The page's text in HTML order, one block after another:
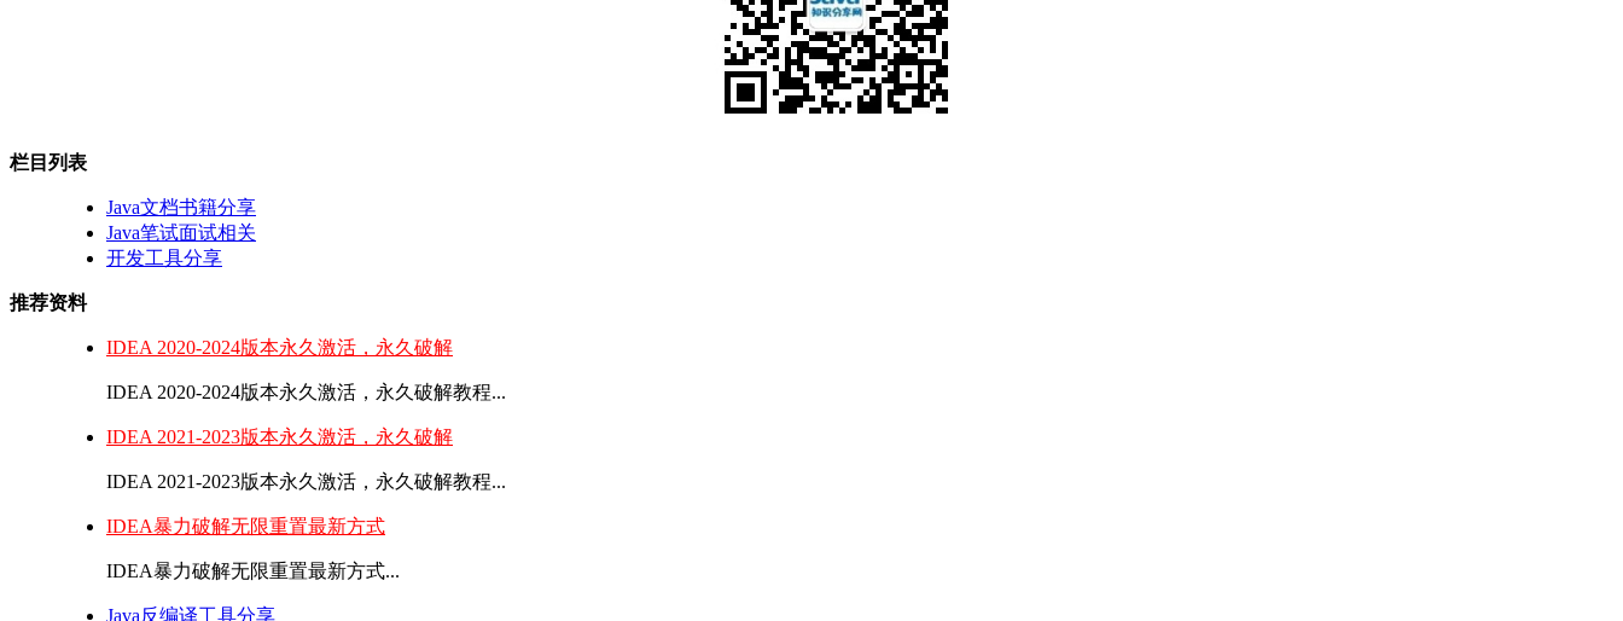
栏目列表
Java文档书籍分享
Java笔试面试相关
开发工具分享
推荐资料
IDEA 2020-2024版本永久激活，永久破解
IDEA 2020-2024版本永久激活，永久破解教程...
IDEA 2021-2023版本永久激活，永久破解
IDEA 2021-2023版本永久激活，永久破解教程...
IDEA暴力破解无限重置最新方式
IDEA暴力破解无限重置最新方式...
Java反编译工具分享